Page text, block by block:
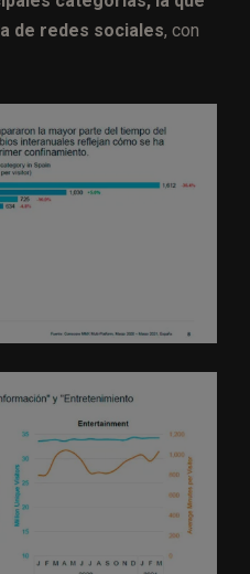
de redes sociales, con